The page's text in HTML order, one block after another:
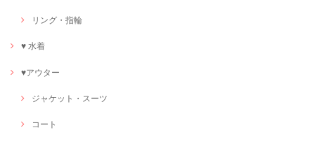
リング・指輪
♥ 水着
♥アウター
ジャケット・スーツ
コート